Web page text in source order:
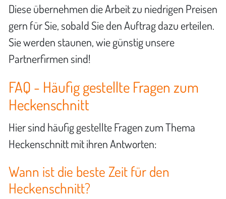
Diese übernehmen die Arbeit zu niedrigen Preisen
gern für Sie, sobald Sie den Auftrag dazu erteilen.
Sie werden staunen, wie günstig unsere
Partnerfirmen sind!
FAQ - Häufig gestellte Fragen zum
Heckenschnitt
Hier sind häufig gestellte Fragen zum Thema
Heckenschnitt mit ihren Antworten:
Wann ist die beste Zeit für den
Heckenschnitt?